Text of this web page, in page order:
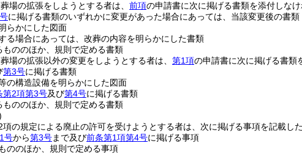
場の拡張をしようとする者は、 前項の申請書に次に掲げる書類を添付しなけ
に掲げる書類のいずれかに変更があった場合にあっては、当該変更後の書類
らかにした図面
る場合にあっては、改葬の内容を明らかにした書類
もののほか、規則で定める書類
場の拡張以外の変更をしようとする者は、 第1項の申請書に次に掲げる書類
第3号に掲げる書類
の構造設備を明らかにした図面
第2項第3号及び第4号に掲げる書類
もののほか、規則で定める書類
の規定による廃止の許可を受けようとする者は、次に掲げる事項を記載し
号から第3号まで及び前条第1項第4号に掲げる事項
ののほか、規則で定める事項